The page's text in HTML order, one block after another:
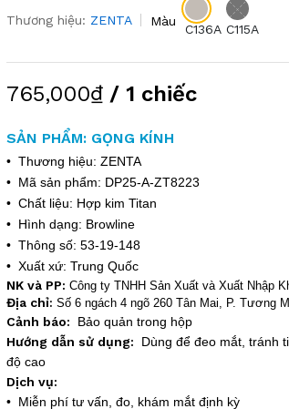
Thương hiệu: ZENTA Màu
C136A C115A
765,000₫/ 1 chiếc
SẢN PHẨM: GỌNG KÍNH
• Thương hiệu: ZENTA
• Mã sản phẩm: DP25-A-ZT8223
• Chất liệu: Hợp kim Titan
• Hình dạng: Browline
• Thông số: 53-19-148
• Xuất xứ: Trung Quốc
NK và PP: Công ty TNHH Sản Xuất và Xuất Nhập
Địa chỉ: Số 6 ngách 4 ngõ 260 Tân Mai, P. Tương
Cảnh báo: Bảo quản trong hộp
Hướng dẫn sử dụng: Dùng để đeo mắt, tránh
độ cao
Dịch vụ:
• Miễn phí tư vấn, đo, khám mắt định kỳ